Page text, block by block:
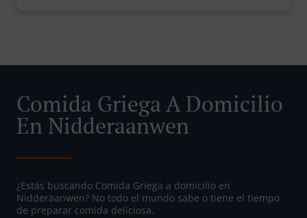
Comida Griega A Domicilio
En Nidderaanwen
¿Estás buscando Comida Griega a domicilio en
Nidderaanwen? No todo el mundo sabe o tiene el tiempo
de preparar comida deliciosa.